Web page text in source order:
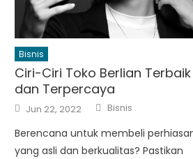
Bisnis
Ciri-Ciri Toko Berlian Terbaik
dan Terpercaya
Posted
on
Jun 22, 2022 Author
Bisnis
Berencana untuk membeli
yang asli dan berkualitas? Pastikan